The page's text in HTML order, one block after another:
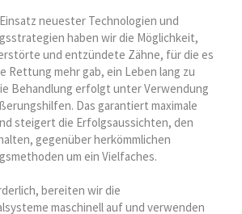
neuester Technologien und
haben wir die Möglichkeit,
und entzündete Zähne, für die es
Rettung mehr gab, ein Leben lang zu
Behandlung erfolgt unter Verwendung
Das garantiert maximale
steigert die Erfolgsaussichten, den
gegenüber herkömmlichen
um ein Vielfaches.
bereiten wir die
maschinell auf und verwenden